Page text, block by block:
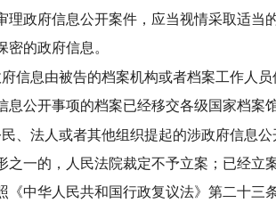
府信息公开案件，应当视情采取适当
密的政府信息。
信息由被告的档案机构或者档案工作人
公开事项的档案已经移交各级国家档案
、法人或者其他组织提起的涉政府信息
一的，人民法院裁定不予立案；已经立
中华人民共和国行政复议法》第二十三